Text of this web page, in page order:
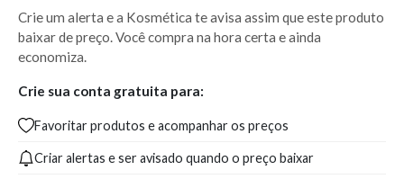
Crie um alerta e a Kosmética te avisa assim que este produto
baixar de preço. Você compra na hora certa e ainda
economiza.
Crie sua conta gratuita para:
Favoritar produtos e acompanhar os preços
Criar alertas e ser avisado quando o preço baixar